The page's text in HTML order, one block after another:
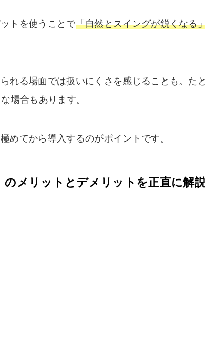
トを使うことで「自然とスイングが鋭くなる
れる場面では扱いにくさを感じることも。た
場合もあります。
めてから導入するのがポイントです。
のメリットとデメリットを正直に解